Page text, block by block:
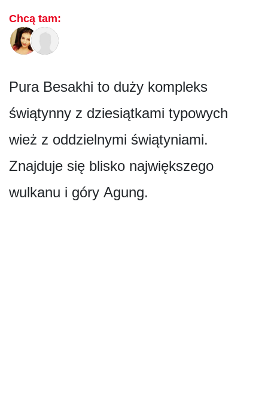
Chcą tam:
Pura Besakhi to duży kompleks
świątynny z dziesiątkami typowych
wież z oddzielnymi świątyniami.
Znajduje się blisko największego
wulkanu i góry Agung.